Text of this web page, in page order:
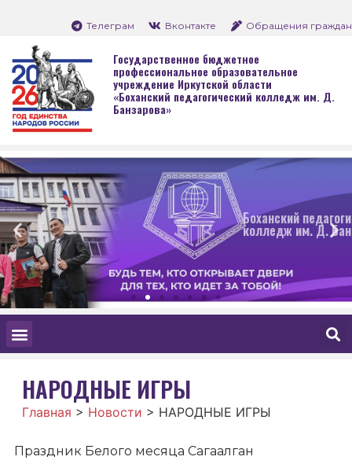
Телеграм Вконтакте Обращения граждан
Государственное бюджетное
профессиональное образовательное
учреждение Иркутской области
«Боханский педагогический колледж им. Д.
Банзарова»
Боханский педагогический
колледж им. Д. Банзарова
НАРОДНЫЕ ИГРЫ
Главная > Новости > НАРОДНЫЕ ИГРЫ
Праздник Белого месяца Сагаалган